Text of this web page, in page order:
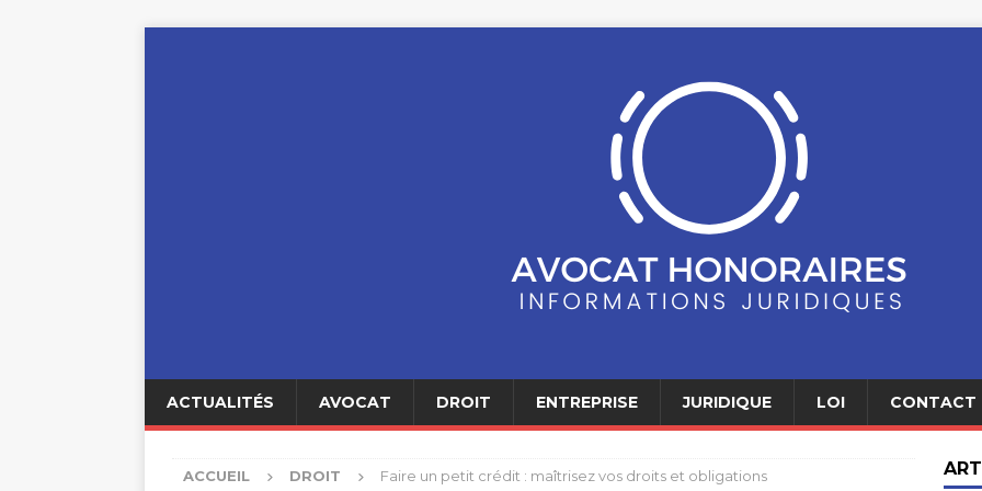
ACTUALITÉS AVOCAT DROIT ENTREPRISE JURIDIQUE LOI CONTACT
ACCUEIL DROIT Faire un petit crédit : maîtrisez vos droits et obligations